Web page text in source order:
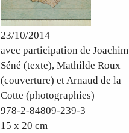
23/10/2014
avec participation de Joachim
Séné (texte), Mathilde Roux
(couverture) et Arnaud de la
Cotte (photographies)
978-2-84809-239-3
15 x 20 cm